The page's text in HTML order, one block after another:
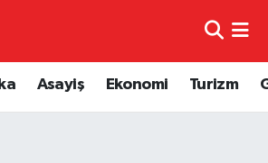
Asayiş Ekonomi Turizm